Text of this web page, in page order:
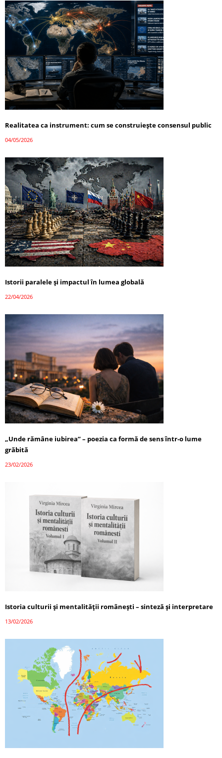
Realitatea ca instrument: cum se construiește consensul public
04/05/2026
Istorii paralele și impactul în lumea globală
22/04/2026
„Unde rămâne iubirea” – poezia ca formă de sens într-o lume
grăbită
23/02/2026
Istoria culturii și mentalității românești – sinteză și interpretare
13/02/2026